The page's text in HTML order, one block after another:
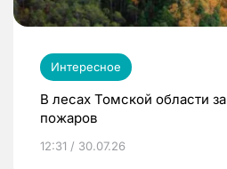
Интересное
В лесах Томской области
пожаров
12:31 / 30.07.26